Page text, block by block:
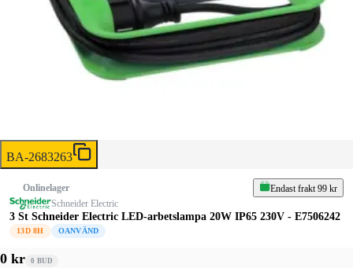
BA-2683263
Onlinelager
Endast frakt 99 kr
Schneider Electric
3 St Schneider Electric LED-arbetslampa 20W IP65 230V - E7506242
13D 8H OANVÄND
0 kr 0 BUD